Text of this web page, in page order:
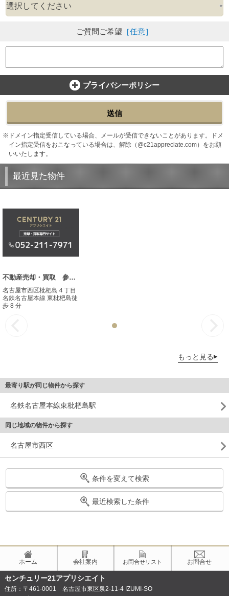
ご質問ご希望 ［任意］
プライバシーポリシー
送信
ドメイン指定受信している場合、メールが受信できないことがあります。ドメ
イン指定受信をおこなっている場合は、解除（@c21appreciate.com）をお願
いいたします。
最近見た物件
不動産売却・買取 参考事例
名古屋市西区枇杷島４丁目
名鉄名古屋本線 東枇杷島徒
歩 8 分
もっと見る
最寄り駅が同じ物件から探す
名鉄名古屋本線東枇杷島駅
同じ地域の物件から探す
名古屋市西区
条件を変えて検索
最近検索した条件
ホーム 会社案内 お問合せリスト お問合せ
センチュリー21アプリシエイト
住所：〒461-0001 名古屋市東区泉2-11-4 IZUMI-SO